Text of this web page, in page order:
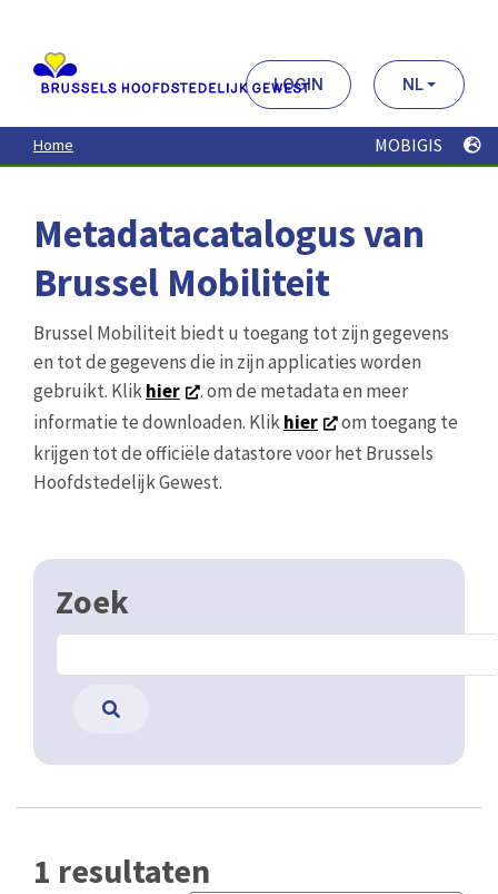
contenu
principal
LOGIN NL
Home MOBIGIS
Metadatacatalogus van
Brussel Mobiliteit
Brussel Mobiliteit biedt u toegang tot zijn gegevens
en tot de gegevens die in zijn applicaties worden
gebruikt. Klikhier
. om de metadata en meer
informatie te downloaden. Klikhier
om toegang te
krijgen tot de officiële datastore voor het Brussels
Hoofdstedelijk Gewest.
Zoek
1 resultaten